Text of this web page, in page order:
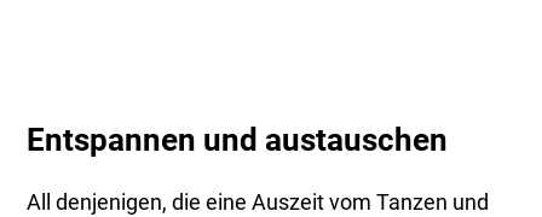
Entspannen und austauschen
All denjenigen, die eine Auszeit vom Tanzen und